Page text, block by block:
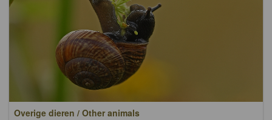
Overige dieren / Other animals